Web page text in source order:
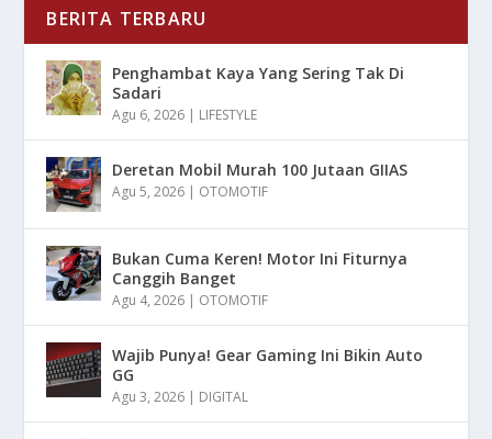
BERITA TERBARU
Penghambat Kaya Yang Sering Tak Di
Sadari
Agu 6, 2026 | LIFESTYLE
Deretan Mobil Murah 100 Jutaan GIIAS
Agu 5, 2026 | OTOMOTIF
Bukan Cuma Keren! Motor Ini Fiturnya
Canggih Banget
Agu 4, 2026 | OTOMOTIF
Wajib Punya! Gear Gaming Ini Bikin Auto
GG
Agu 3, 2026 | DIGITAL